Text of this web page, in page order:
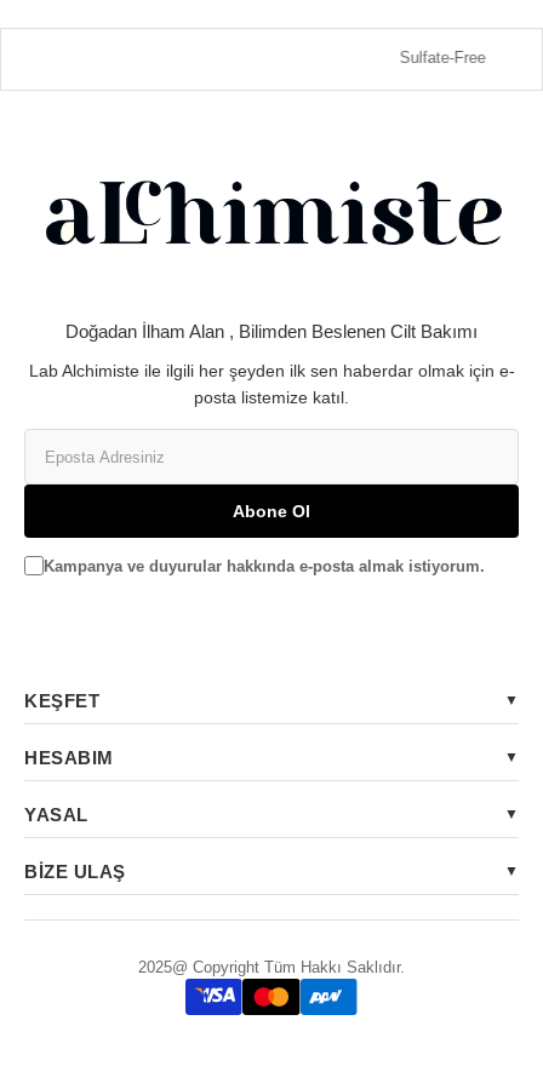
Sulfate-Free
Doğadan İlham Alan , Bilimden Beslenen Cilt Bakımı
Lab Alchimiste ile ilgili her şeyden ilk sen haberdar olmak için e-
posta listemize katıl.
Abone Ol
Kampanya ve duyurular hakkında e-posta almak istiyorum.
KEŞFET
HESABIM
YASAL
BİZE ULAŞ
2025@ Copyright Tüm Hakkı Saklıdır.